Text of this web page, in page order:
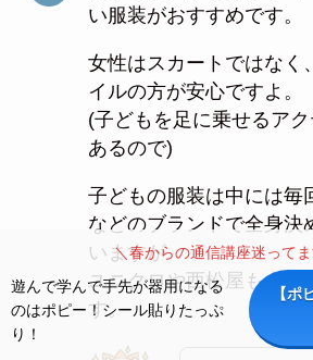
い服装がおすすめです。
女性はスカートではなく
イルの方が安心ですよ。
(子どもを足に乗せるア
あるので)
子どもの服装は中には毎
などのブランドで全身決
いますが
ユニクロや西松屋も全然
す。
＼春からの通信講座迷って
遊んで学んで手先が器用になる
のはポピー！シール貼りたっぷ
り！
【